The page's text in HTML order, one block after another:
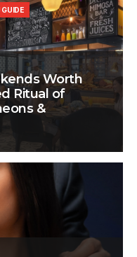
Worth
Ritual of
&